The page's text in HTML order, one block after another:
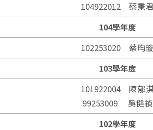
104922012 蔡秉君
104學年度
102253020 蔡昀璇
103學年度
101922004 陳郁
99253009 吳健禎
102學年度